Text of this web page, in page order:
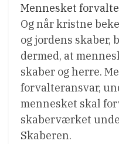
Mennesket
Og når kristne
og jordens skaber,
dermed, at
skaber og herre.
forvalteransvar,
mennesket skal
skaberværket
Skaberen.